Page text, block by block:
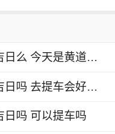
停放在室外光线充
过，那怎么防止这
的表示，其中会有
2026年8月22日是提车黄道吉日么 今天是黄道吉日吗
2026年8月10日是提车黄道吉日吗 去提车会好运吗
吗 可以提车吗